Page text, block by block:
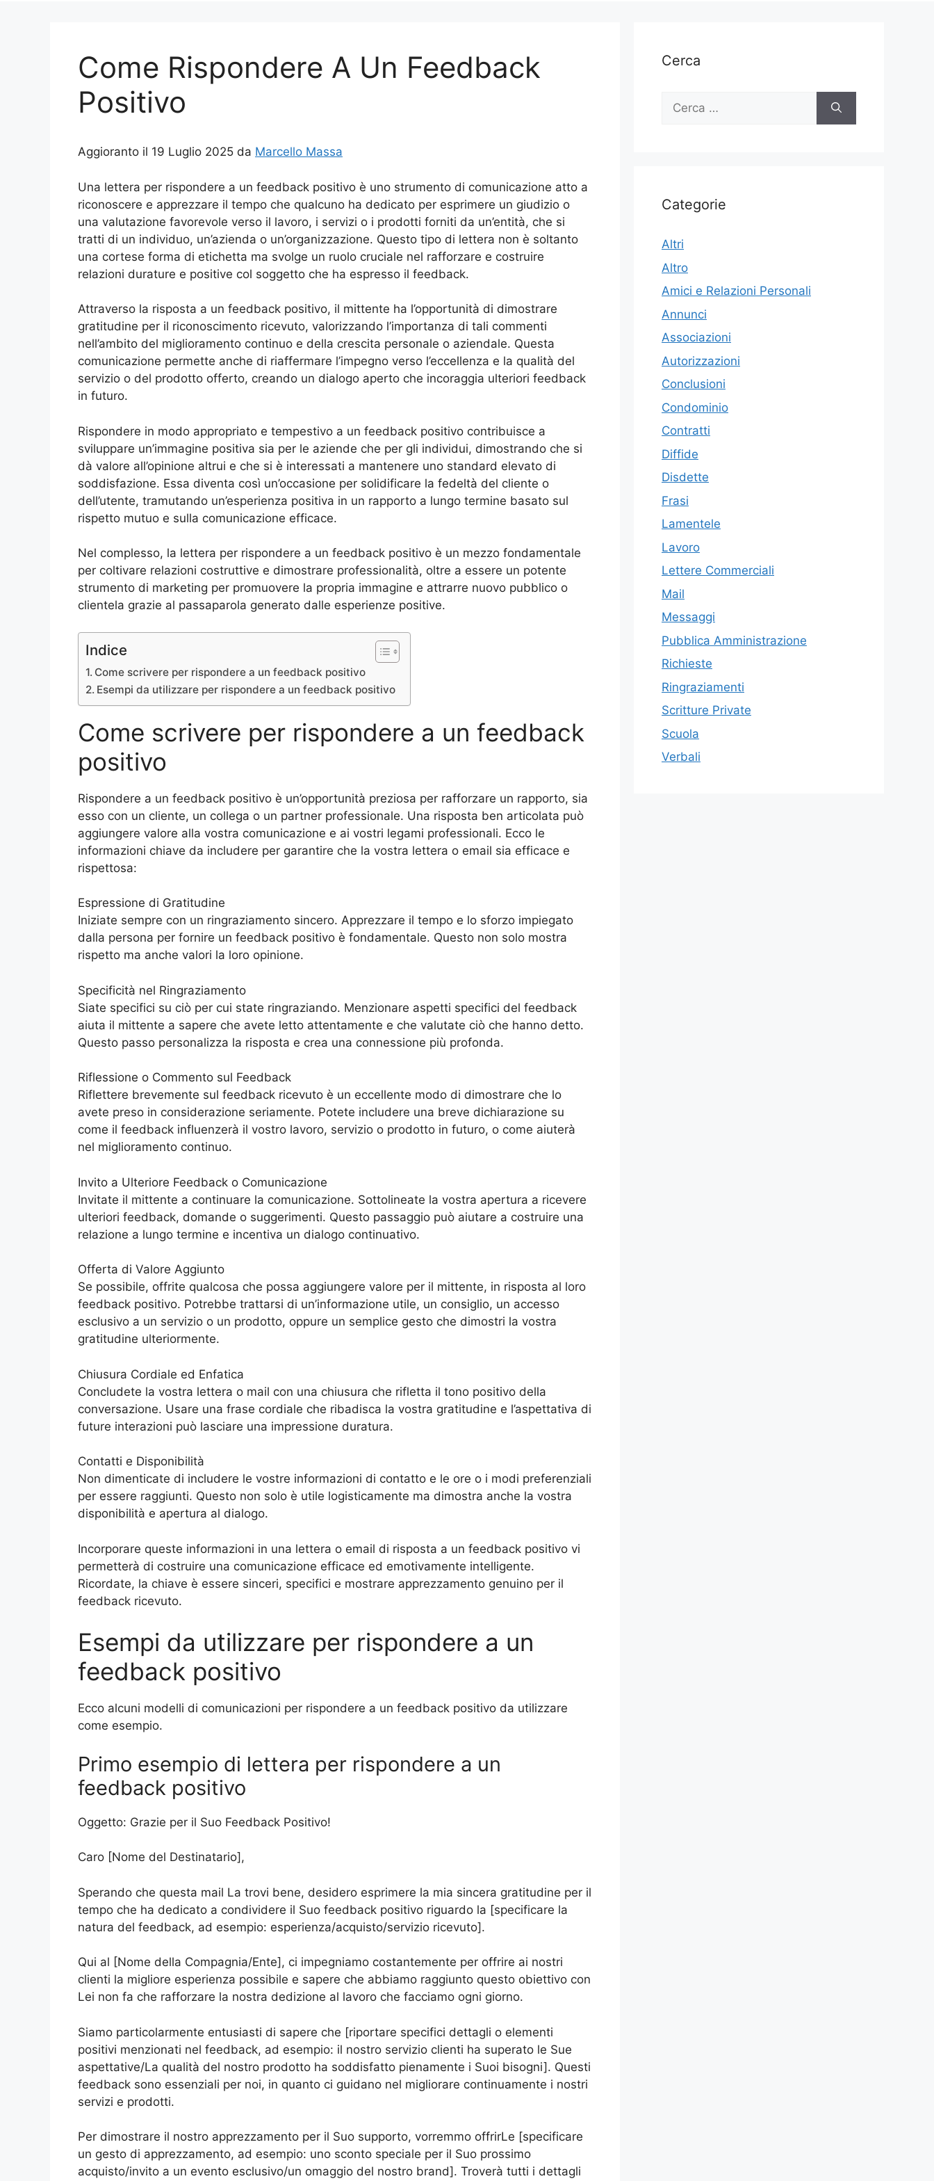
Come Rispondere A Un Feedback
Positivo
Aggioranto il 19 Luglio 2025 da Marcello Massa
Una lettera per rispondere a un feedback positivo è uno strumento di comunicazione atto a
riconoscere e apprezzare il tempo che qualcuno ha dedicato per esprimere un giudizio o
una valutazione favorevole verso il lavoro, i servizi o i prodotti forniti da un’entità, che si
tratti di un individuo, un’azienda o un’organizzazione. Questo tipo di lettera non è soltanto
una cortese forma di etichetta ma svolge un ruolo cruciale nel rafforzare e costruire
relazioni durature e positive col soggetto che ha espresso il feedback.
Attraverso la risposta a un feedback positivo, il mittente ha l’opportunità di dimostrare
gratitudine per il riconoscimento ricevuto, valorizzando l’importanza di tali commenti
nell’ambito del miglioramento continuo e della crescita personale o aziendale. Questa
comunicazione permette anche di riaffermare l’impegno verso l’eccellenza e la qualità del
servizio o del prodotto offerto, creando un dialogo aperto che incoraggia ulteriori feedback
in futuro.
Rispondere in modo appropriato e tempestivo a un feedback positivo contribuisce a
sviluppare un’immagine positiva sia per le aziende che per gli individui, dimostrando che si
dà valore all’opinione altrui e che si è interessati a mantenere uno standard elevato di
soddisfazione. Essa diventa così un’occasione per solidificare la fedeltà del cliente o
dell’utente, tramutando un’esperienza positiva in un rapporto a lungo termine basato sul
rispetto mutuo e sulla comunicazione efficace.
Nel complesso, la lettera per rispondere a un feedback positivo è un mezzo fondamentale
per coltivare relazioni costruttive e dimostrare professionalità, oltre a essere un potente
strumento di marketing per promuovere la propria immagine e attrarre nuovo pubblico o
clientela grazie al passaparola generato dalle esperienze positive.
Indice
Come scrivere per rispondere a un feedback positivo
Esempi da utilizzare per rispondere a un feedback positivo
Come scrivere per rispondere a un feedback
positivo
Rispondere a un feedback positivo è un’opportunità preziosa per rafforzare un rapporto, sia
esso con un cliente, un collega o un partner professionale. Una risposta ben articolata può
aggiungere valore alla vostra comunicazione e ai vostri legami professionali. Ecco le
informazioni chiave da includere per garantire che la vostra lettera o email sia efficace e
rispettosa:
Espressione di Gratitudine
Iniziate sempre con un ringraziamento sincero. Apprezzare il tempo e lo sforzo impiegato
dalla persona per fornire un feedback positivo è fondamentale. Questo non solo mostra
rispetto ma anche valori la loro opinione.
Specificità nel Ringraziamento
Siate specifici su ciò per cui state ringraziando. Menzionare aspetti specifici del feedback
aiuta il mittente a sapere che avete letto attentamente e che valutate ciò che hanno detto.
Questo passo personalizza la risposta e crea una connessione più profonda.
Riflessione o Commento sul Feedback
Riflettere brevemente sul feedback ricevuto è un eccellente modo di dimostrare che lo
avete preso in considerazione seriamente. Potete includere una breve dichiarazione su
come il feedback influenzerà il vostro lavoro, servizio o prodotto in futuro, o come aiuterà
nel miglioramento continuo.
Invito a Ulteriore Feedback o Comunicazione
Invitate il mittente a continuare la comunicazione. Sottolineate la vostra apertura a ricevere
ulteriori feedback, domande o suggerimenti. Questo passaggio può aiutare a costruire una
relazione a lungo termine e incentiva un dialogo continuativo.
Offerta di Valore Aggiunto
Se possibile, offrite qualcosa che possa aggiungere valore per il mittente, in risposta al loro
feedback positivo. Potrebbe trattarsi di un’informazione utile, un consiglio, un accesso
esclusivo a un servizio o un prodotto, oppure un semplice gesto che dimostri la vostra
gratitudine ulteriormente.
Chiusura Cordiale ed Enfatica
Concludete la vostra lettera o mail con una chiusura che rifletta il tono positivo della
conversazione. Usare una frase cordiale che ribadisca la vostra gratitudine e l’aspettativa di
future interazioni può lasciare una impressione duratura.
Contatti e Disponibilità
Non dimenticate di includere le vostre informazioni di contatto e le ore o i modi preferenziali
per essere raggiunti. Questo non solo è utile logisticamente ma dimostra anche la vostra
disponibilità e apertura al dialogo.
Incorporare queste informazioni in una lettera o email di risposta a un feedback positivo vi
permetterà di costruire una comunicazione efficace ed emotivamente intelligente.
Ricordate, la chiave è essere sinceri, specifici e mostrare apprezzamento genuino per il
feedback ricevuto.
Esempi da utilizzare per rispondere a un
feedback positivo
Ecco alcuni modelli di comunicazioni per rispondere a un feedback positivo da utilizzare
come esempio.
Primo esempio di lettera per rispondere a un
feedback positivo
Oggetto: Grazie per il Suo Feedback Positivo!
Caro [Nome del Destinatario],
Sperando che questa mail La trovi bene, desidero esprimere la mia sincera gratitudine per il
tempo che ha dedicato a condividere il Suo feedback positivo riguardo la [specificare la
natura del feedback, ad esempio: esperienza/acquisto/servizio ricevuto].
Qui al [Nome della Compagnia/Ente], ci impegniamo costantemente per offrire ai nostri
clienti la migliore esperienza possibile e sapere che abbiamo raggiunto questo obiettivo con
Lei non fa che rafforzare la nostra dedizione al lavoro che facciamo ogni giorno.
Siamo particolarmente entusiasti di sapere che [riportare specifici dettagli o elementi
positivi menzionati nel feedback, ad esempio: il nostro servizio clienti ha superato le Sue
aspettative/La qualità del nostro prodotto ha soddisfatto pienamente i Suoi bisogni]. Questi
feedback sono essenziali per noi, in quanto ci guidano nel migliorare continuamente i nostri
servizi e prodotti.
Per dimostrare il nostro apprezzamento per il Suo supporto, vorremmo offrirLe [specificare
un gesto di apprezzamento, ad esempio: uno sconto speciale per il Suo prossimo
acquisto/invito a un evento esclusivo/un omaggio del nostro brand]. Troverà tutti i dettagli
Cerca
Ricerca
Categorie
Altri
Altro
Amici e Relazioni Personali
Annunci
Associazioni
Autorizzazioni
Conclusioni
Condominio
Contratti
Diffide
Disdette
Frasi
Lamentele
Lavoro
Lettere Commerciali
Mail
Messaggi
Pubblica Amministrazione
Richieste
Ringraziamenti
Scritture Private
Scuola
Verbali